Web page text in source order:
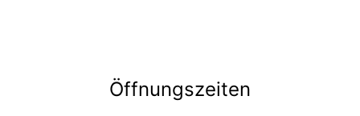
Öffnungszeiten